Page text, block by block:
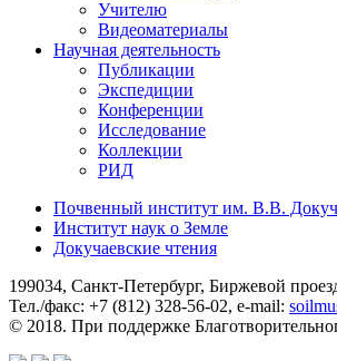
Учителю
Видеоматериалы
Научная деятельность
Публикации
Экспедиции
Конференции
Исследование
Коллекции
РИД
Почвенный институт им. В.В.
Институт наук о Земле
Докучаевские чтения
199034, Санкт-Петербург, Биржевой
Тел./факс: +7 (812) 328-56-02, e-mail:
© 2018. При поддержке